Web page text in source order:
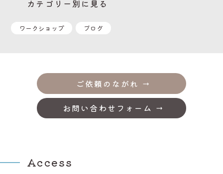
カテゴリー別に見る
ワークショップ ブログ
ご依頼のながれ
お問い合わせフォーム
Access